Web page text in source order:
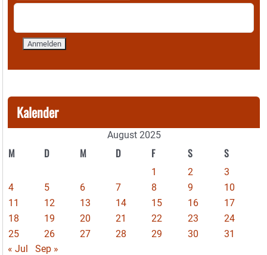
Kalender
August 2025
M D M D F S S
1 2
3
4
5 6 7 8 9
10
11
12 13 14 15 16
17
18
19 20 21 22 23
24
25
26 27 28 29 30
31
« Jul
Sep »